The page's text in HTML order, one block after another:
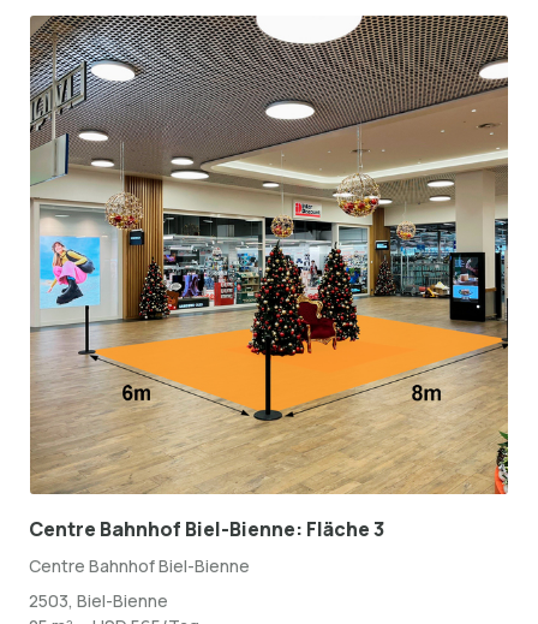
Centre Bahnhof Biel-Bienne: Fläche 3
Centre Bahnhof Biel-Bienne
2503, Biel-Bienne